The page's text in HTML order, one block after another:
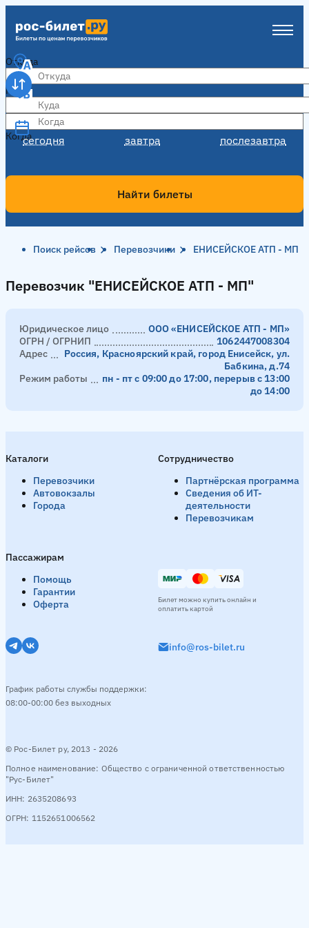
Откуда
Куда
Когда
сегодня завтра послезавтра
Когда
Найти билеты
Поиск рейсов Перевозчики ЕНИСЕЙСКОЕ АТП - МП
Перевозчик "ЕНИСЕЙСКОЕ АТП - МП"
Перевозчик "ЕНИСЕЙСКОЕ АТП - МП"
Юридическое лицо
ООО «ЕНИСЕЙСКОЕ АТП - МП»
ОГРН / ОГРНИП
1062447008304
Адрес
Россия, Красноярский край, город Енисейск, ул.
Бабкина, д.74
Режим работы
пн - пт с 09:00 до 17:00, перерыв с 13:00
до 14:00
Каталоги
Перевозчики
Автовокзалы
Города
Пассажирам
Помощь
Гарантии
Оферта
Сотрудничество
Партнёрская программа
Сведения об ИТ-
деятельности
Перевозчикам
© Рос-Билет ру, 2013 - 2026
Полное наименование: Общество с ограниченной ответственностью
"Рус-Билет"
ИНН: 2635208693
ОГРН: 1152651006562
info@ros-bilet.ru
График работы службы поддержки:
08:00-00:00 без выходных
Билет можно купить онлайн и
оплатить картой